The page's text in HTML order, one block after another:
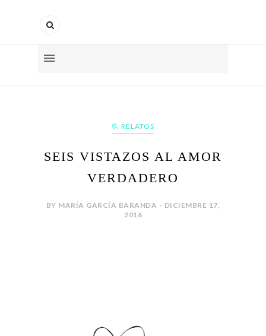
📃 RELATOS
SEIS VISTAZOS AL AMOR
VERDADERO
BY MARÍA GARCÍA BARANDA - DICIEMBRE 17,
2016